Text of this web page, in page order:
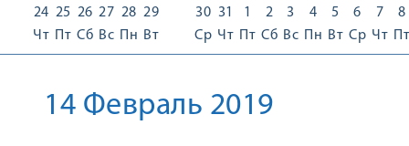
24
Чт
25
Пт
26
Сб
27
Вс
28
Пн
29
Вт
30
Ср
31
Чт
1
Пт
2
Сб
3
Вс
4
Пн
5
Вт
6
Ср
7
Чт
8
Пт
14 Февраль 2019